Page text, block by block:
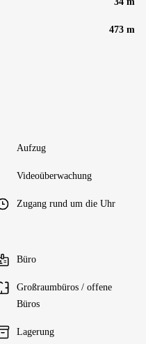
473 m
Aufzug
Videoüberwachung
Zugang rund um die Uhr
Büro
Großraumbüros / offene
Büros
Lagerung